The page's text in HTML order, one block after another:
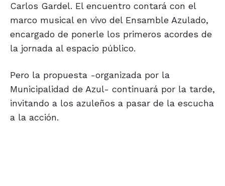
Carlos Gardel. El encuentro contará con el
marco musical en vivo del Ensamble Azulado,
encargado de ponerle los primeros acordes de
la jornada al espacio público.
Pero la propuesta -organizada por la
Municipalidad de Azul- continuará por la tarde,
invitando a los azuleños a pasar de la escucha
a la acción.